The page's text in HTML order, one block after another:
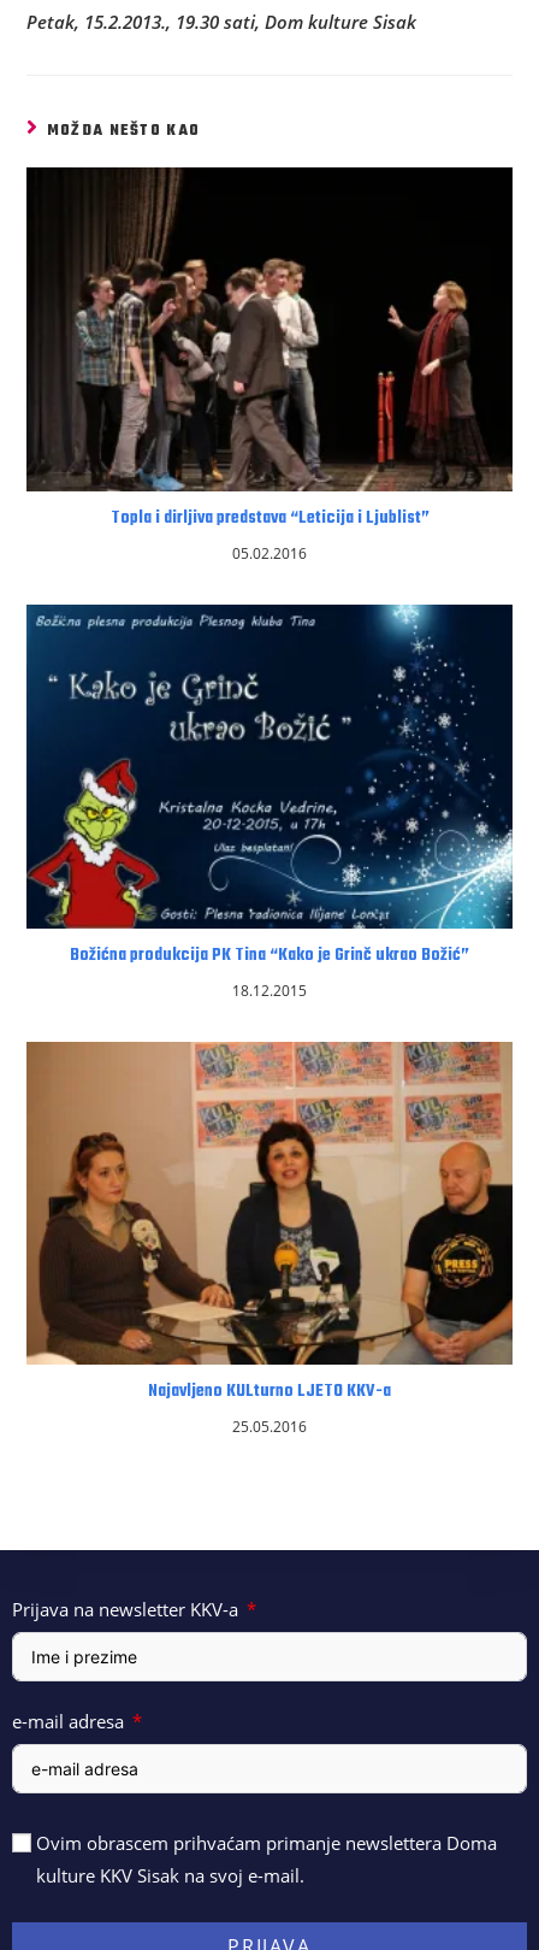
Petak, 15.2.2013., 19.30 sati, Dom kulture Sisak
MOŽDA NEŠTO KAO
Topla i dirljiva predstava “Leticija i Ljublist”
05.02.2016
Božićna produkcija PK Tina “Kako je Grinč ukrao Božić”
18.12.2015
Najavljeno KULturno LJETO KKV-a
25.05.2016
Prijava na newsletter KKV-a
e-mail adresa
Ovim obrascem prihvaćam primanje newslettera Doma
kulture KKV Sisak na svoj e-mail.